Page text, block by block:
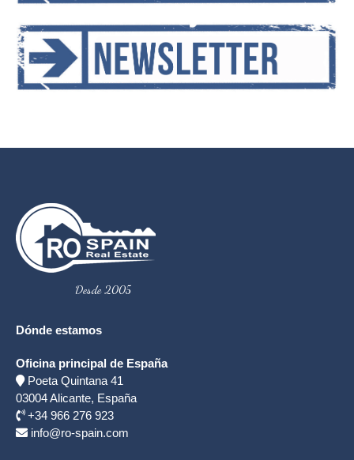
Desde 2005
Dónde estamos
Oficina principal de España
Poeta Quintana 41
03004Alicante, España
+34 966 276 923
info@ro-spain.com